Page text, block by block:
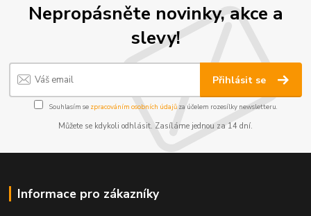
Nepropásněte novinky, akce a
slevy!
Přihlásit se
Souhlasím se zpracováním osobních údajůza účelem rozesílky newsletteru.
Můžete se kdykoli odhlásit. Zasíláme jednou za 14 dní.
Informace pro zákazníky